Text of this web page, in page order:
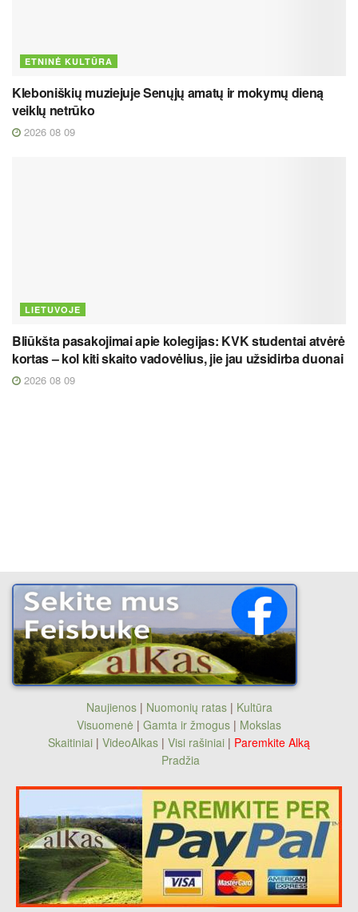
ETNINĖ KULTŪRA
Kleboniškių muziejuje Senųjų amatų ir mokymų dieną
veiklų netrūko
2026 08 09
LIETUVOJE
Bliūkšta pasakojimai apie kolegijas: KVK studentai atvėrė
kortas – kol kiti skaito vadovėlius, jie jau užsidirba duonai
2026 08 09
Naujienos| Nuomonių ratas| Kultūra
Visuomenė | Gamta ir žmogus | Mokslas
Skaitiniai | VideoAlkas | Visi rašiniai | Paremkite Alką
Pradžia